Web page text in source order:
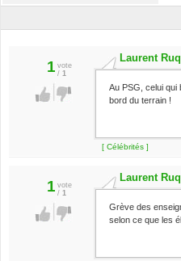
1 vote
/ 1
Laurent
Au PSG, celui qui
bord du terrain !
[ Célébrités ]
1 vote
/ 1
Laurent
Grève des
selon ce que les